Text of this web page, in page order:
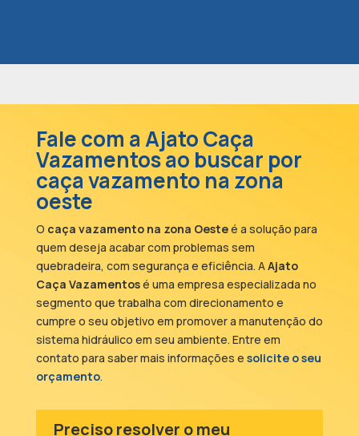
Fale com a Ajato Caça
Vazamentos ao buscar por
caça vazamento na zona
oeste
O caça vazamento na zona Oesteé a solução para
quem deseja acabar com problemas sem
quebradeira, com segurança e eficiência. AAjato
Caça Vazamentosé uma empresa especializada no
segmento que trabalha com direcionamento e
cumpre o seu objetivo em promover a manutenção do
sistema hidráulico em seu ambiente. Entre em
contato para saber mais informações e solicite o seu
orçamento.
Preciso resolver o meu